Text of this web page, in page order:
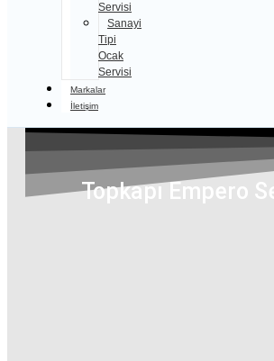
Servisi
Sanayi
Tipi
Ocak
Servisi
Markalar
İletişim
Topkapı Empero